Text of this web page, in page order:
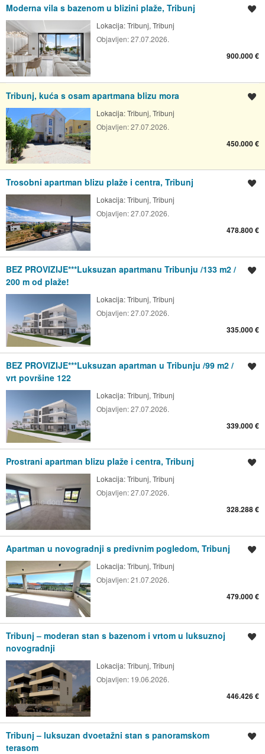
Moderna vila s bazenom u blizini plaže, Tribunj
Lokacija:Tribunj, Tribunj
Objavljen:27.07.2026.
900.000 €
Tribunj, kuća s osam apartmana blizu mora
Lokacija:Tribunj, Tribunj
Objavljen:27.07.2026.
450.000 €
Trosobni apartman blizu plaže i centra, Tribunj
Lokacija:Tribunj, Tribunj
Objavljen:27.07.2026.
478.800 €
BEZ PROVIZIJE***Luksuzan apartmanu Tribunju /133 m2 /
200 m od plaže!
Lokacija:Tribunj, Tribunj
Objavljen:27.07.2026.
335.000 €
BEZ PROVIZIJE***Luksuzan apartman u Tribunju /99 m2 /
vrt površine 122
Lokacija:Tribunj, Tribunj
Objavljen:27.07.2026.
339.000 €
Prostrani apartman blizu plaže i centra, Tribunj
Lokacija:Tribunj, Tribunj
Objavljen:27.07.2026.
328.288 €
Apartman u novogradnji s predivnim pogledom, Tribunj
Lokacija:Tribunj, Tribunj
Objavljen:21.07.2026.
479.000 €
Tribunj – moderan stan s bazenom i vrtom u luksuznoj
novogradnji
Lokacija:Tribunj, Tribunj
Objavljen: 19.06.2026.
446.426 €
Tribunj – luksuzan dvoetažni stan s panoramskom
terasom